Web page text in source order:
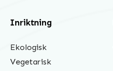
Inriktning
Ekologisk
Vegetarisk